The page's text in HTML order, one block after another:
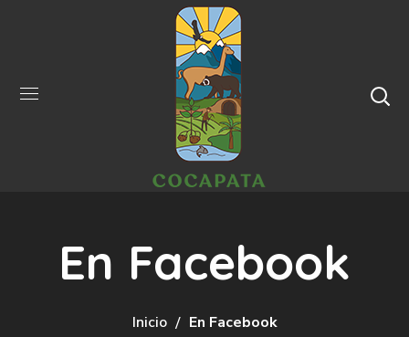
En Facebook
Inicio En Facebook